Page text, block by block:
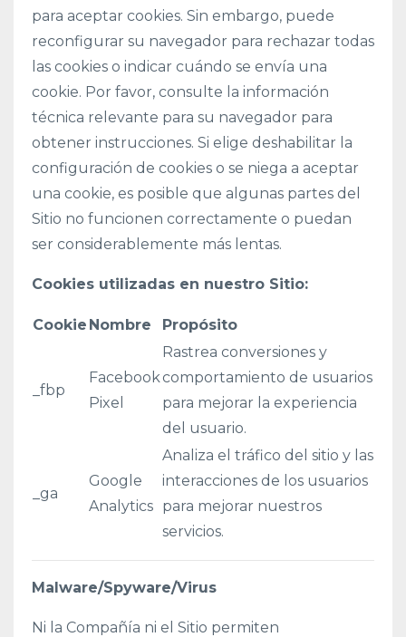
para aceptar cookies. Sin embargo, puede
reconfigurar su navegador para rechazar todas
las cookies o indicar cuándo se envía una
cookie. Por favor, consulte la información
técnica relevante para su navegador para
obtener instrucciones. Si elige deshabilitar la
configuración de cookies o se niega a aceptar
una cookie, es posible que algunas partes del
Sitio no funcionen correctamente o puedan
ser considerablemente más lentas.
Cookies utilizadas en nuestro Sitio:
Cookie Nombre Propósito
_fbp
Facebook
Pixel
Rastrea conversiones y
comportamiento de usuarios
para mejorar la experiencia
del usuario.
_ga
Google
Analytics
Analiza el tráfico del sitio y las
interacciones de los usuarios
para mejorar nuestros
servicios.
Malware/Spyware/Virus
Ni la Compañía ni el Sitio permiten